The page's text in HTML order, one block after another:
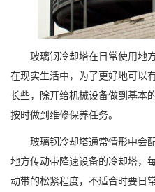
玻璃钢冷却塔在日常使用地方
在现实生活中，为了更好地可以
长些，除开给机械设备做到基本
按时做到维修保养任务。
玻璃钢冷却塔通常情形中会
地方传动带降速设备的冷却塔，
动带的松紧程度，不适合时要日